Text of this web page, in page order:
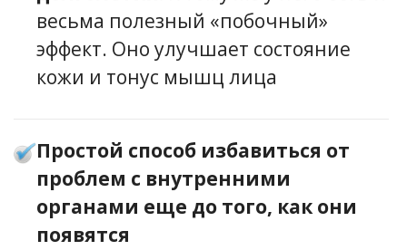
весьма полезный «побочный»
эффект. Оно улучшает состояние
кожи и тонус мышц лица
Простой способ избавиться от
проблем с внутренними
органами еще до того, как они
появятся